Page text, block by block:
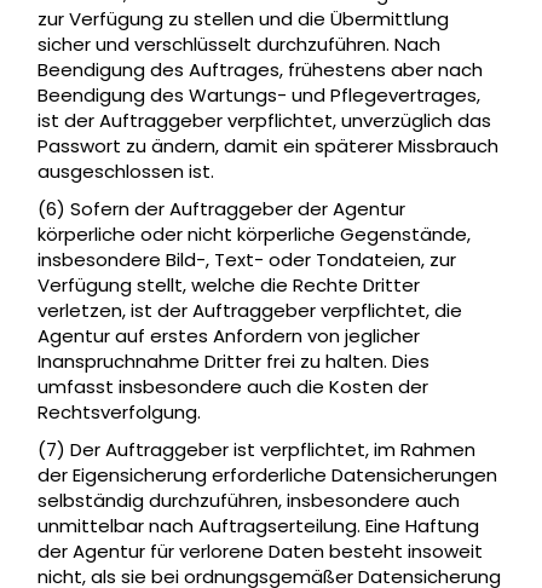
zur Verfügung zu stellen und die Übermittlung
sicher und verschlüsselt durchzuführen. Nach
Beendigung des Auftrages, frühestens aber nach
Beendigung des Wartungs- und Pflegevertrages,
ist der Auftraggeber verpflichtet, unverzüglich das
Passwort zu ändern, damit ein späterer Missbrauch
ausgeschlossen ist.
(6) Sofern der Auftraggeber der Agentur
körperliche oder nicht körperliche Gegenstände,
insbesondere Bild-, Text- oder Tondateien, zur
Verfügung stellt, welche die Rechte Dritter
verletzen, ist der Auftraggeber verpflichtet, die
Agentur auf erstes Anfordern von jeglicher
Inanspruchnahme Dritter frei zu halten. Dies
umfasst insbesondere auch die Kosten der
Rechtsverfolgung.
(7) Der Auftraggeber ist verpflichtet, im Rahmen
der Eigensicherung erforderliche Datensicherungen
selbständig durchzuführen, insbesondere auch
unmittelbar nach Auftragserteilung. Eine Haftung
der Agentur für verlorene Daten besteht insoweit
nicht, als sie bei ordnungsgemäßer Datensicherung